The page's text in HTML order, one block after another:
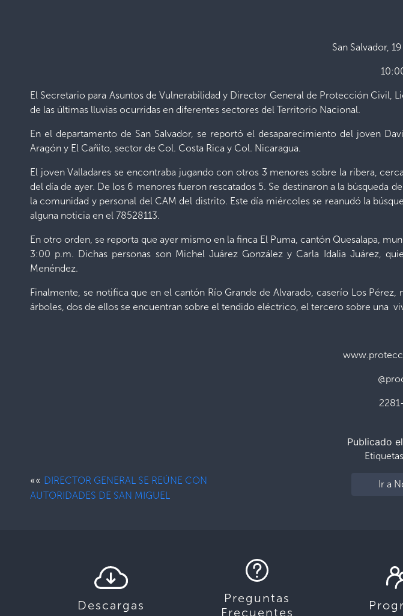
San Salvador,
El Secretario para Asuntos de Vulnerabilidad y Director General de Protección Civil,
de las últimas lluvias ocurridas en diferentes sectores del Territorio Nacional.
En el departamento de San Salvador, se reportó el desaparecimiento del joven
Aragón y El Cañito, sector de Col. Costa Rica y Col. Nicaragua.
El joven Valladares se encontraba jugando con otros 3 menores sobre la ribera,
del día de ayer. De los 6 menores fueron rescatados 5. Se destinaron a la búsqueda
la comunidad y personal del CAM del distrito. Este día miércoles se reanudó la
alguna noticia en el 78528113.
En otro orden, se reporta que ayer mismo en la finca El Puma, cantón Quesalapa,
3:00 p.m. Dichas personas son Michel Juárez González y Carla Idalia Juárez,
Menéndez.
Finalmente, se notifica que en el cantón Río Grande de Alvarado, caserío Los
árboles, dos de ellos se encuentran sobre el tendido eléctrico, el tercero sobre una
Publicado
«« DIRECTOR GENERAL SE REÚNE CON
AUTORIDADES DE SAN MIGUEL
Ir a
Descargas
Preguntas
Frecuentes